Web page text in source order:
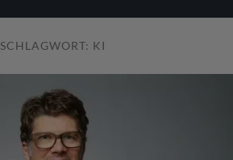
SCHLAGWORT: KI